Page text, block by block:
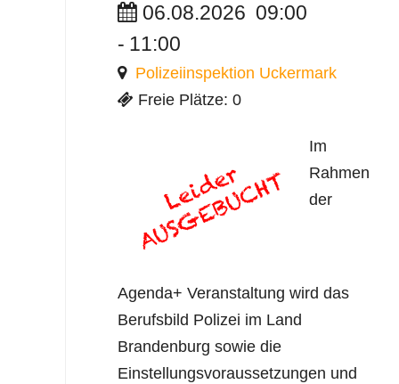
06.08.2026 09:00
- 11:00
Polizeiinspektion Uckermark
Freie Plätze: 0
Im
Rahmen
der
Agenda+ Veranstaltung wird das
Berufsbild Polizei im Land
Brandenburg sowie die
Einstellungsvoraussetzungen und